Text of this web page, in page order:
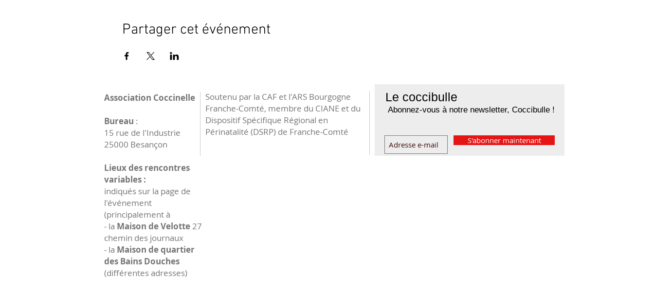
Partager cet événement
Le coccibulle
Abonnez-vous à notre newsletter, Coccibulle !
S'abonner maintenant
Association Coccinelle
Bureau :
15 rue de l'Industrie
25000 Besançon
Lieux des rencontres
variables :
indiqués sur la page de
l'événement
(principalement à
- la Maison de Velotte27
chemin des journaux
- la Maison de quartier
des Bains Douches
(différentes adresses)
Soutenu par la CAF et l'ARS Bourgogne
Franche-Comté, membre du CIANE et du
Dispositif Spécifique Régional en
Périnatalité (DSRP) de Franche-Comté